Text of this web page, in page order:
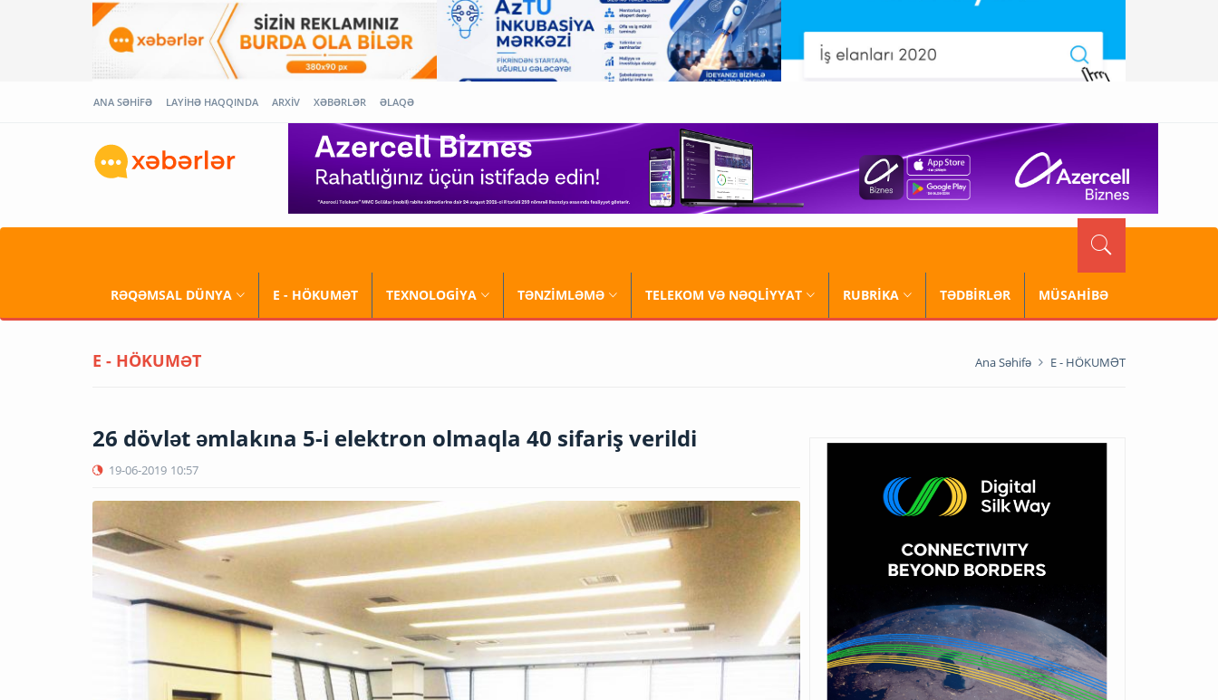
ANA SƏHİFƏ LAYİHƏ HAQQINDA ARXİV XƏBƏRLƏR ƏLAQƏ
RƏQƏMSAL DÜNYA E - HÖKUMƏT TEXNOLOGİYA TƏNZİMLƏMƏ TELEKOM VƏ NƏQLİYYAT RUBRİKA TƏDBİRLƏR MÜSAHİBƏ
E - HÖKUMƏT Ana Səhifə E - HÖKUMƏT
26 dövlət əmlakına 5-i elektron olmaqla 40 sifariş verildi
19-06-2019 10:57